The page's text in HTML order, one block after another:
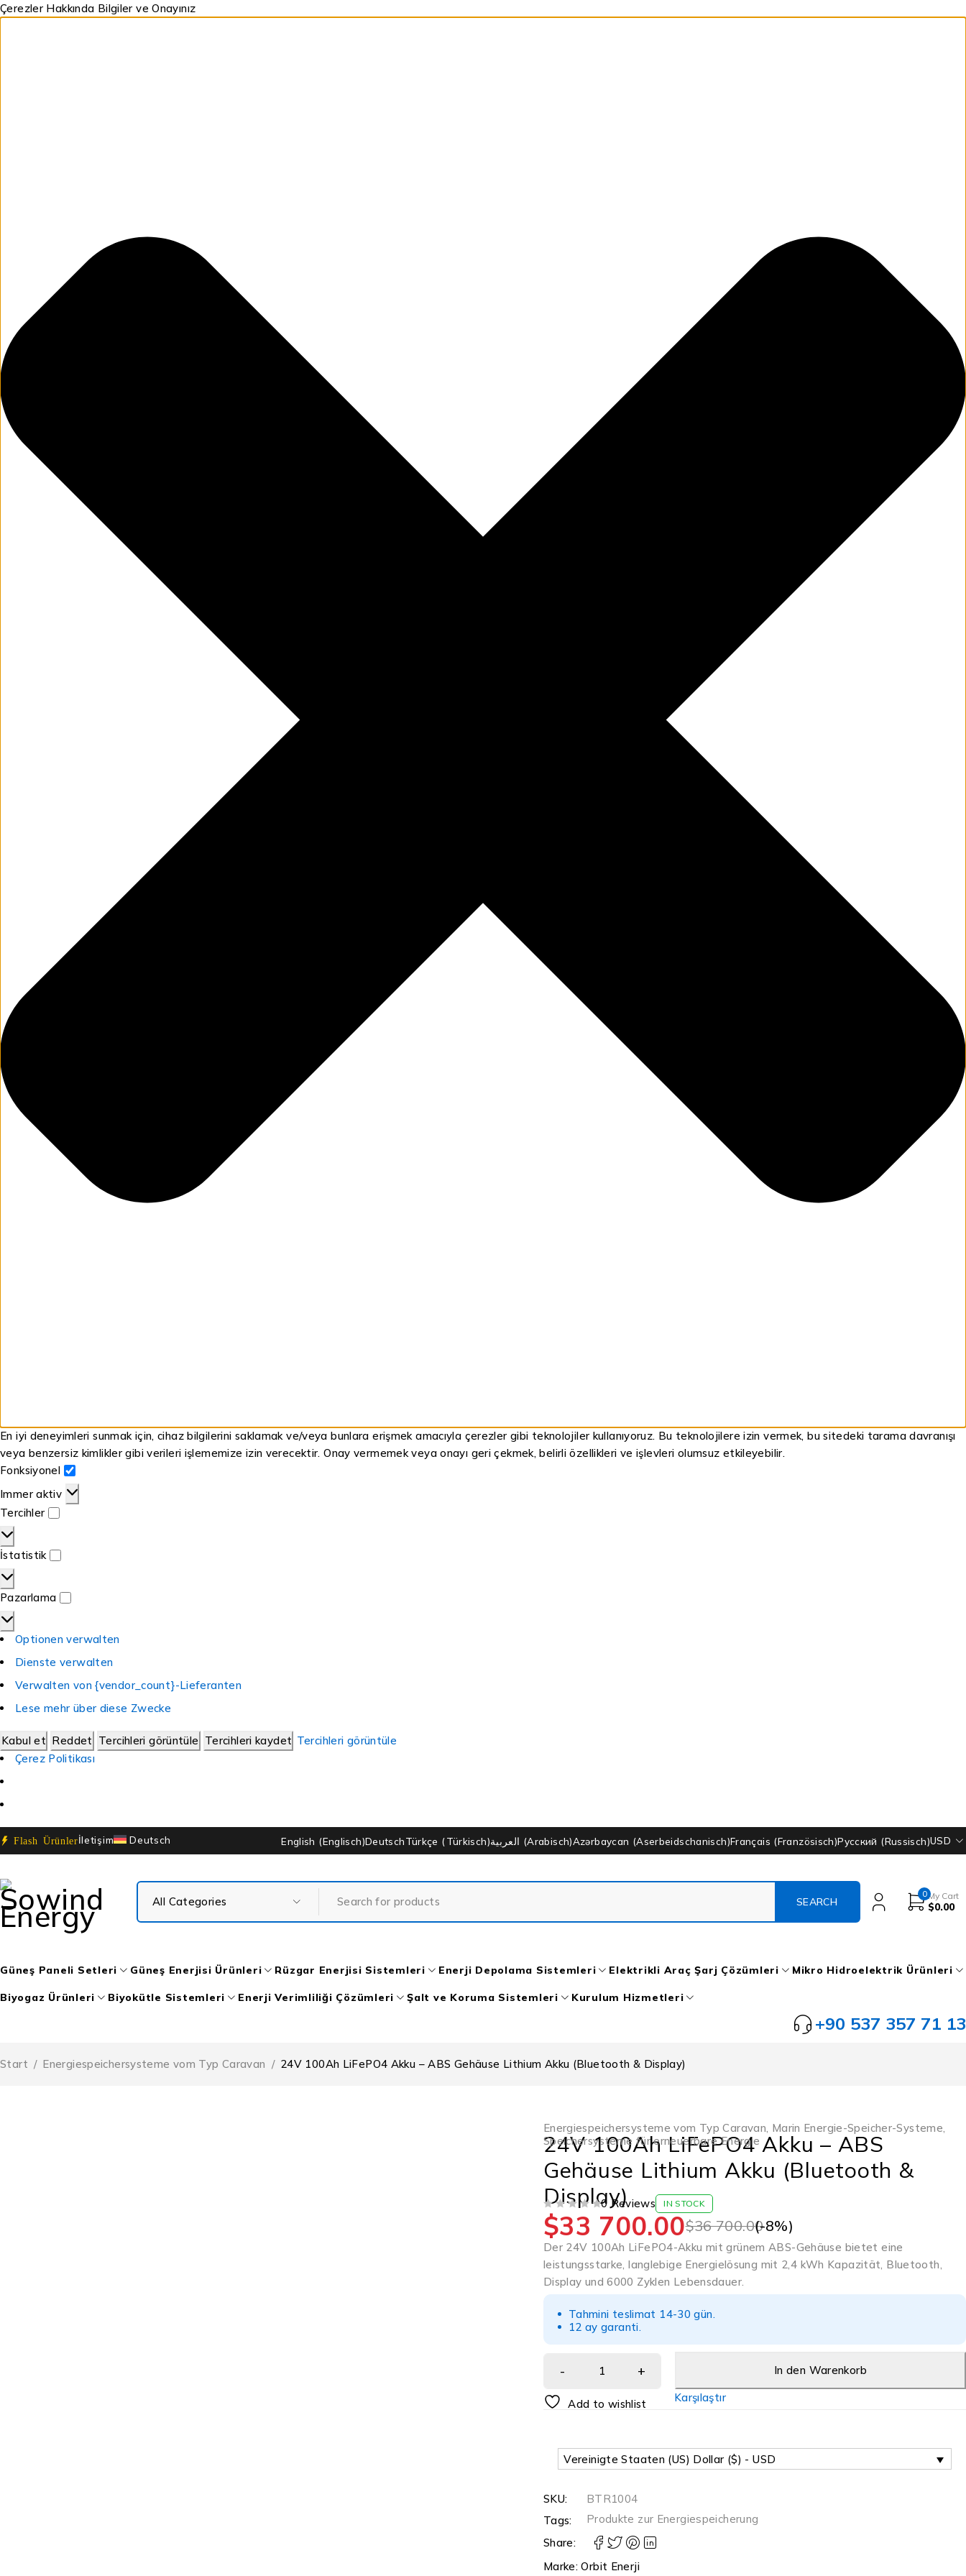
Çerezler Hakkında Bilgiler ve Onayınız
En iyi deneyimleri sunmak için, cihaz bilgilerini saklamak ve/veya bunlara erişmek amacıyla çerezler gibi teknolojiler kullanıyoruz. Bu teknolojilere izin vermek, bu sitedeki tarama davranışı
veya benzersiz kimlikler gibi verileri işlememize izin verecektir. Onay vermemek veya onayı geri çekmek, belirli özellikleri ve işlevleri olumsuz etkileyebilir.
Fonksiyonel
Immer aktiv
Tercihler
İstatistik
Pazarlama
Optionen verwalten
Dienste verwalten
Verwalten von {vendor_count}-Lieferanten
Lese mehr über diese Zwecke
Kabul et Reddet Tercihleri görüntüle Tercihleri kaydet Tercihleri görüntüle
Çerez Politikası
Flash Ürünlerİletişim Deutsch English (Englisch)DeutschTürkçe (Türkisch)العربية (Arabisch)Azərbaycan (Aserbeidschanisch)Français (Französisch)Русский (Russisch)USD
0 My Cart
$0.00
Güneş Paneli Setleri Güneş Enerjisi Ürünleri Rüzgar Enerjisi Sistemleri Enerji Depolama Sistemleri Elektrikli Araç Şarj Çözümleri Mikro Hidroelektrik Ürünleri
Biyogaz Ürünleri Biyokütle Sistemleri Enerji Verimliliği Çözümleri Şalt ve Koruma Sistemleri Kurulum Hizmetleri
+90 537 357 71 13
Start / Energiespeichersysteme vom Typ Caravan / 24V 100Ah LiFePO4 Akku – ABS Gehäuse Lithium Akku (Bluetooth & Display)
Energiespeichersysteme vom Typ Caravan, Marin Energie-Speicher-Systeme,
Speichersysteme für erneuerbare Energie
24V 100Ah LiFePO4 Akku – ABS
Gehäuse Lithium Akku (Bluetooth &
Display)0 Reviews IN STOCK
$36 700.00
$33 700.00 (-8%)
Der 24V 100Ah LiFePO4-Akku mit grünem ABS-Gehäuse bietet eine
leistungsstarke, langlebige Energielösung mit 2,4 kWh Kapazität, Bluetooth,
Display und 6000 Zyklen Lebensdauer.
Tahmini teslimat 14-30 gün.
12 ay garanti.
In den Warenkorb
Add to wishlist Karşılaştır
Vereinigte Staaten (US) Dollar ($) - USD
SKU:
BTR1004
Tags:
Produkte zur Energiespeicherung
Share:
Marke:Orbit Enerji